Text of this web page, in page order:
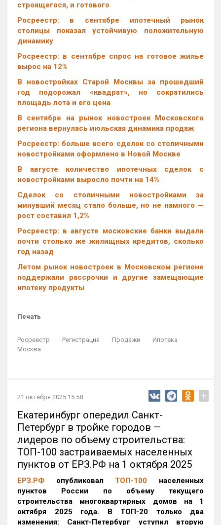
строящегося, и готового
Росреестр: в сентябре ипотечный рынок
столицы показал устойчивую положительную
динамику
Росреестр: в сентябре спрос на готовое жилье
вырос на 12%
В новостройках Старой Москвы за прошедший
год подорожал «квадрат», но сократились
площадь лота и его цена
В сентябре на рынок новостроек Московского
региона вернулась июльская динамика продаж
Росреестр: больше всего сделок со столичными
новостройками оформлено в Новой Москве
В августе количество ипотечных сделок с
новостройками выросло почти на 14%
Cделок со столичными новостройками за
минувший месяц стало больше, но не намного —
рост составил 1,2%
Росреестр: в августе московские банки выдали
почти столько же жилищных кредитов, сколько
год назад
Летом рынок новостроек в Московском регионе
поддержали рассрочки и другие замещающие
ипотеку продукты
Печать
Росреестр Регистрация Продажи
Ипотека
Москва
21 октября 2025 15:58 +
Екатеринбург опередил Санкт-
Петербург в тройке городов —
лидеров по объему строительства:
ТОП-100 застраиваемых населенных
пунктов от ЕРЗ.РФ на 1 октября 2025
ЕРЗ.РФ опубликовал ТОП-100 населенных
пунктов России по объему текущего
строительства многоквартирных домов на 1
октября 2025 года. В ТОП-20 только два
изменения: Санкт-Петербург уступил вторую